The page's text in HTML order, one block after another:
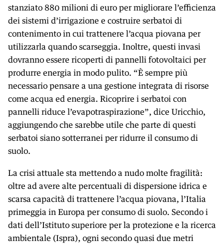
stanziato 880 milioni di euro per migliorare l’efficienza
dei sistemi d’irrigazione e costruire serbatoi di
contenimento in cui trattenere l’acqua piovana per
utilizzarla quando scarseggia. Inoltre, questi invasi
dovranno essere ricoperti di pannelli fotovoltaici per
produrre energia in modo pulito. “È sempre più
necessario pensare a una gestione integrata di risorse
come acqua ed energia. Ricoprire i serbatoi con
pannelli riduce l’evapotraspirazione”, dice Uricchio,
aggiungendo che sarebbe utile che parte di questi
serbatoi siano sotterranei per ridurre il consumo di
suolo.
La crisi attuale sta mettendo a nudo molte fragilità:
oltre ad avere alte percentuali di dispersione idrica e
scarsa capacità di trattenere l’acqua piovana, l’Italia
primeggia in Europa per consumo di suolo. Secondo i
dati dell’Istituto superiore per la protezione e la ricerca
ambientale (Ispra), ogni secondo quasi due metri